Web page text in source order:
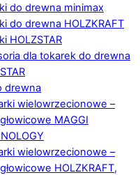
do drewna minimax
do drewna HOLZKRAFT
HOLZSTAR
dla tokarek do drewna
drewna
wielowrzecionowe –
MAGGI
wielowrzecionowe –
HOLZKRAFT,